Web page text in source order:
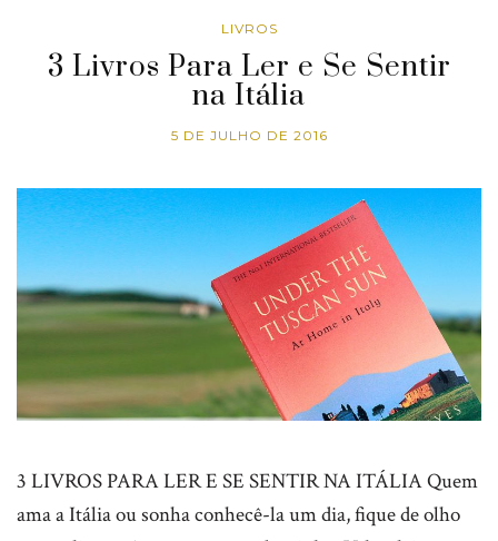
LIVROS
3 Livros Para Ler e Se Sentir
na Itália
5 DE JULHO DE 2016
3 LIVROS PARA LER E SE SENTIR NA ITÁLIA Quem
ama a Itália ou sonha conhecê-la um dia, fique de olho